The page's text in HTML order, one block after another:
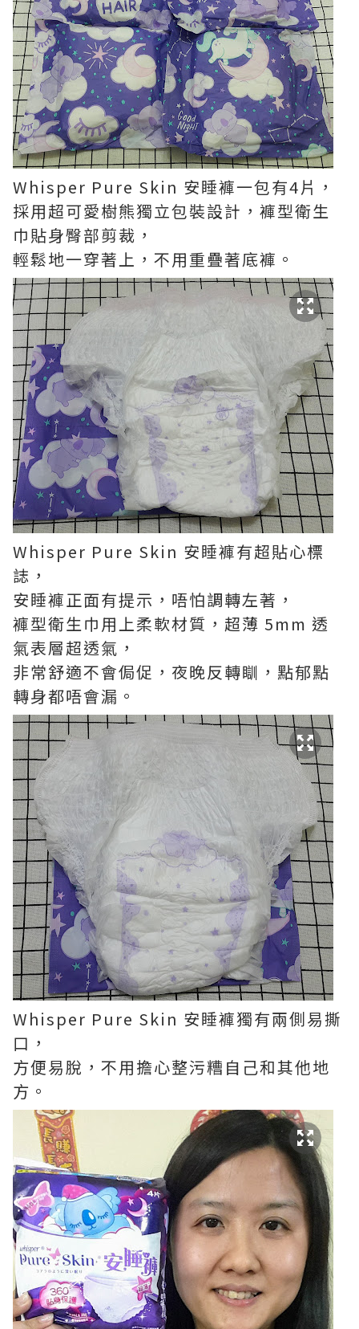
Whisper Pure Skin 安睡褲一包有4片，
採用超可愛樹熊獨立包裝設計，褲型衛生
巾貼身臀部剪裁，
輕鬆地一穿著上，不用重疊著底褲。
Whisper Pure Skin 安睡褲有超貼心標
誌，
安睡褲正面有提示，唔怕調轉左著，
褲型衛生巾用上柔軟材質，超薄 5mm 透
氣表層超透氣，
非常舒適不會侷促，夜晚反轉瞓，點郁點
轉身都唔會漏。
Whisper Pure Skin 安睡褲獨有兩側易撕
口，
方便易脫，不用擔心整污糟自己和其他地
方。